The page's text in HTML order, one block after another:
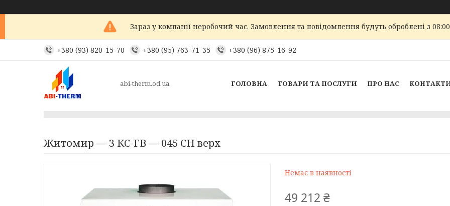
Зараз у компанії неробочий час. Замовлення та повідомлення будуть оброблені з
+380 (93) 820-15-70 +380 (95) 763-71-35 +380 (96) 875-16-92
abi-therm.od.ua ГОЛОВНА ТОВАРИ ТА ПОСЛУГИ ПРО НАС
Житомир — 3 КС-ГВ — 045 СН верх
Немає в наявності
49 212 ₴